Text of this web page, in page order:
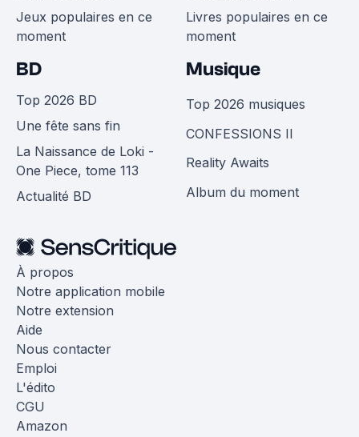
Jeux populaires en ce
moment
Livres populaires en ce
moment
BD
Top 2026 BD
Une fête sans fin
La Naissance de Loki -
One Piece, tome 113
Actualité BD
Musique
Top 2026 musiques
CONFESSIONS II
Reality Awaits
Album du moment
À propos
Notre application mobile
Notre extension
Aide
Nous contacter
Emploi
L'édito
CGU
Amazon